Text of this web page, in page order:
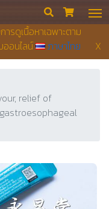
รดูเนื้อหาเฉพาะตาม
อนไลน์
ภาษาไทย X
 
relief of